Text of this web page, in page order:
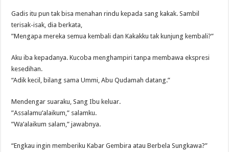
Gadis itu pun tak bisa menahan rindu kepada sang kakak. Sambil
terisak-isak, dia berkata,
”Mengapa mereka semua kembali dan Kakakku tak kunjung kembali?”
Aku iba kepadanya. Kucoba menghampiri tanpa membawa ekspresi
kesedihan.
“Adik kecil, bilang sama Ummi, Abu Qudamah datang.”
Mendengar suaraku, Sang Ibu keluar.
”Assalamu’alaikum,” salamku.
”Wa’alaikum salam,” jawabnya.
“Engkau ingin memberiku Kabar Gembira atau Berbela Sungkawa?”